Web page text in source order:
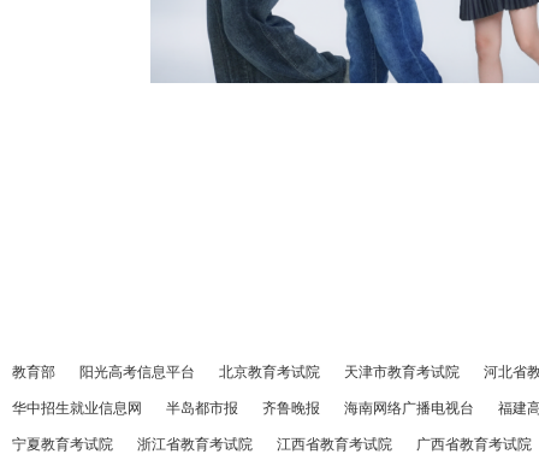
教育部 阳光高考信息平台 北京教育考试院 天津市教育考试院 河北省
华中招生就业信息网 半岛都市报 齐鲁晚报 海南网络广播电视台 福建
宁夏教育考试院 浙江省教育考试院 江西省教育考试院 广西省教育考试院